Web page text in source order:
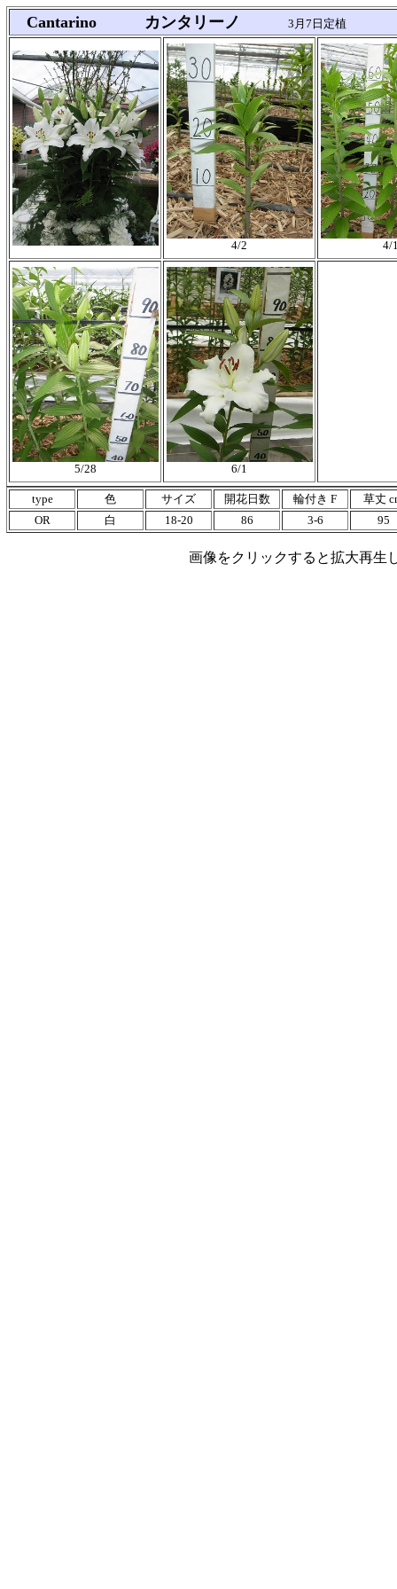
Cantarino カンタリーノ 3月7日定植
4/2 4/
5/28 6/1
type 色 サイズ 開花日数 輪付き F
草丈
OR
白 18-20 86 3-6 95
画像をクリックすると拡大再生